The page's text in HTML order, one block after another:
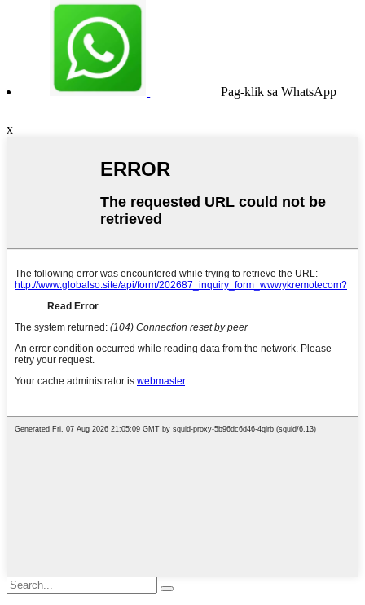
Pag-klik sa WhatsApp
x